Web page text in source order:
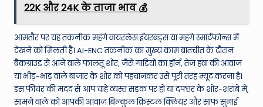
22K और 24K के ताजा भाव 💰
आमतौर पर यह तकनीक महंगे वायरलेस ईयरबड्स या महंगे स्मार्टफोन्स में
देखने को मिलती है। AI-ENC तकनीक का मुख्य काम बातचीत के दौरान
बैकग्राउंड से आने वाले फालतू शोर, जैसे गाड़ियों का हॉर्न, तेज हवा की आवाज
या भीड़-भाड़ वाले बाजार के शोर को पहचानकर उसे पूरी तरह म्यूट करना है।
इस फीचर की मदद से आप चाहे व्यस्त सड़क पर हों या दफ्तर के शोर-शराबे में,
सामने वाले को आपकी आवाज बिल्कुल क्रिस्टल क्लियर और साफ सुनाई